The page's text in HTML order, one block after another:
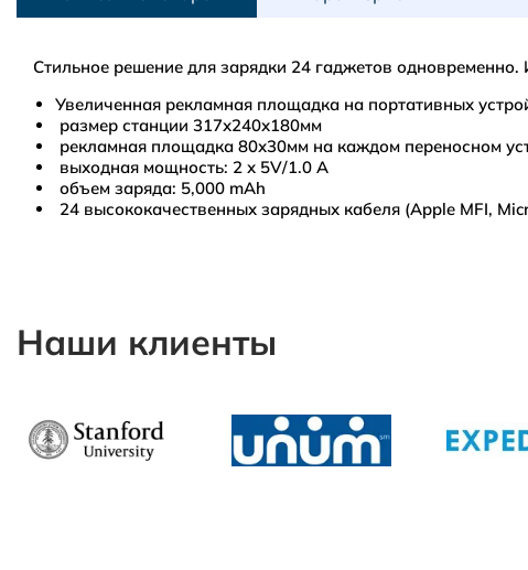
Стильное решение для зарядки 24 гаджетов
Увеличенная рекламная площадка на портативных
размер станции 317х240х180мм
рекламная площадка 80х30мм на каждом переносном
выходная мощность: 2 х 5V/1.0 A
объем заряда: 5,000 mAh
24 высококачественных зарядных кабеля (Apple MFI,
далее, чем 30 км от КАД - по согласованию
Наши клиенты